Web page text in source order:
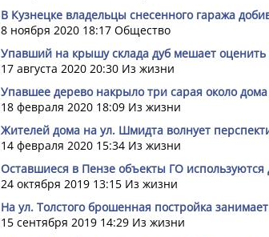
В Кузнецке владельцы снесенного гаража
8 ноября 2020 18:17 Общество
Упавший на крышу склада дуб мешает
17 августа 2020 20:30 Из жизни
Упавшее дерево накрыло три сарая около
18 февраля 2020 18:09 Из жизни
Жителей дома на ул. Шмидта волнует
14 февраля 2020 15:34 Из жизни
Оставшиеся в Пензе объекты ГО
24 октября 2019 13:15 Из жизни
На ул. Толстого брошенная постройка
15 сентября 2019 14:29 Из жизни